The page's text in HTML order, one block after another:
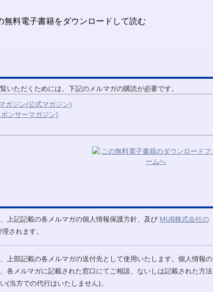
いただくためには、下記のメルマガの購読が必要です。
ガジン(公式マガジン)
ンサーマガジン)
上記記載の各メルマガの個人情報保護方針、及び MUB株式会社の
されます。
上部記載の各メルマガの送付先として使用いたします。個人情報の
各メルマガに記載された窓口にてご相談、ないしは記載された方法
(当方での代行はいたしません)。